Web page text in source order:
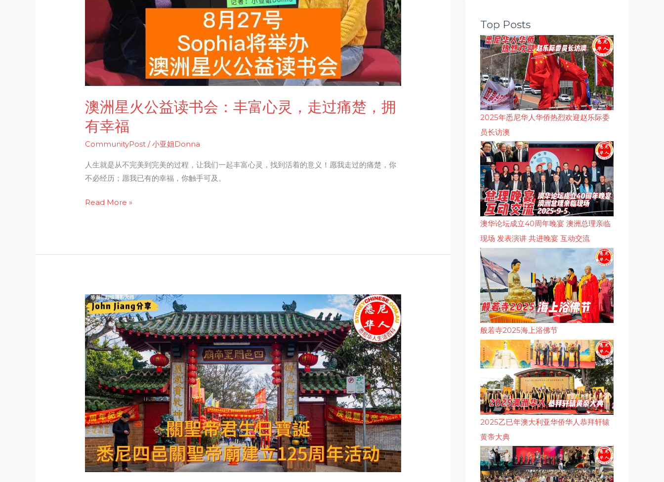
澳洲星火公益读书会：丰富心灵，走过痛楚，拥
有幸福
CommunityPost /小亚姐Donna
人生就是从不完美到完美的过程，让我们一起丰富心灵，找到活着的意义！愿我走过的痛楚，你
不必经历；愿我已有的幸福，你触手可及。
丰
富
心
灵，
走
过
痛
楚，
拥
幸
福
Read More »
悉
尼
四
邑
关
圣
帝
庙
建
立
125
周
年
活
Top Posts
2025年悉尼华人华侨热烈欢迎赵乐际委
员长访澳
澳华论坛成立40周年晚宴 澳洲总理亲临
现场 发表演讲 共进晚宴 互动交流
般若寺2025海上浴佛节
2025乙巳年澳大利亚华侨华人恭拜轩辕
黄帝大典